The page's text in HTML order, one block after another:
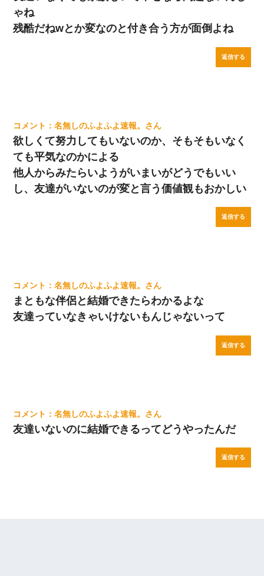
ゃね
残酷だねwとか変なのと付き合う方が面倒よね
返信する
名無しのふよふよ速報。
欲しくて努力してもいないのか、そもそもいなく
ても平気なのかによる
他人からみたらいようがいまいがどうでもいい
し、友達がいないのが変と言う価値観もおかしい
返信する
名無しのふよふよ速報。
まともな伴侶と結婚できたらわかるよな
友達っていなきゃいけないもんじゃないって
返信する
名無しのふよふよ速報。
友達いないのに結婚できるってどうやったんだ
返信する